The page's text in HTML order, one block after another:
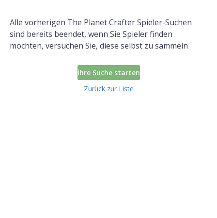
Alle vorherigen The Planet Crafter Spieler-Suchen
sind bereits beendet, wenn Sie Spieler finden
möchten, versuchen Sie, diese selbst zu sammeln
Ihre Suche starten
Zurück zur Liste